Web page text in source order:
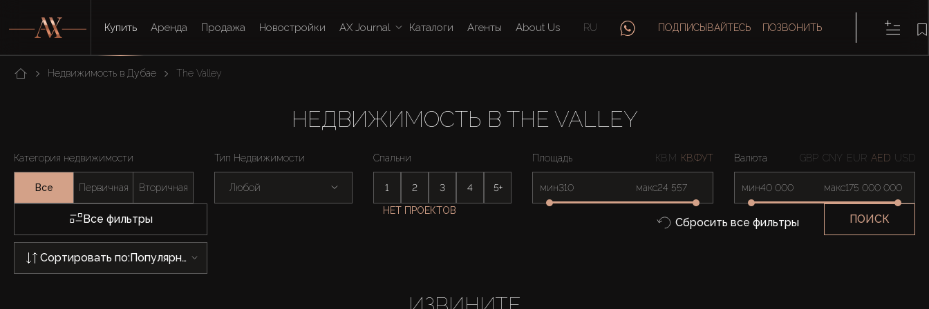
Купить Аренда Продажа Новостройки AX Journal Каталоги Агенты About Us RU ПОДПИСЫВАЙТЕСЬ ПОЗВОНИТЬ
Недвижимость в Дубае The Valley
НЕДВИЖИМОСТЬ В THE VALLEY
Категория недвижимости
Все Первичная Вторичная
Тип Недвижимости
Любой
Спальни
1 2 3 4 5+
Площадь КВ.М КВ.ФУТ
мин макс
Валюта GBP CNY EUR AED USD
мин макс
Все фильтры
НЕТ ПРОЕКТОВ
Сбросить все фильтры ПОИСК
Сортировать по: Популярности